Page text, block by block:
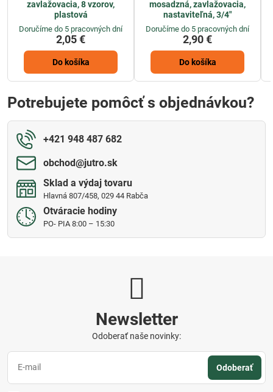
zavlažovacia, 8 vzorov,
plastová
Doručíme do 5 pracovných dní
2,05 €
Do košíka
mosadzná, zavlažovacia,
nastaviteľná, 3/4"
Doručíme do 5 pracovných dní
2,90 €
Do košíka
Potrebujete pomôcť s objednávkou?
+421 948 487 682
obchod​@jutro​.sk
Sklad a výdaj tovaru
Hlavná 807/458, 029 44 Rabča
Otváracie hodiny
PO- PIA 8:00 – 15:30
Newsletter
Odoberať naše novinky:
Odoberať